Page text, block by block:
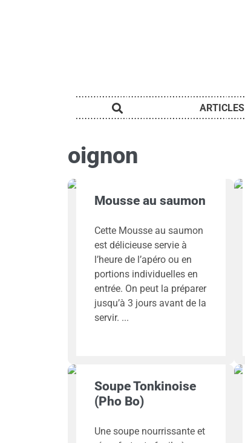
ARTICLES
oignon
Mousse au saumon
Cette Mousse au saumon
est délicieuse servie à
l’heure de l’apéro ou en
portions individuelles en
entrée. On peut la préparer
jusqu’à 3 jours avant de la
servir.
Soupe Tonkinoise
(Pho Bo)
Une soupe nourrissante et